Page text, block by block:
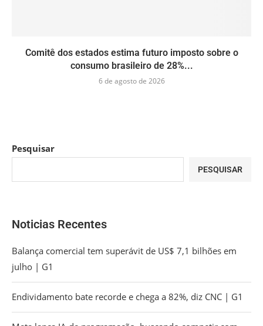
Comitê dos estados estima futuro imposto sobre o
consumo brasileiro de 28%...
6 de agosto de 2026
Pesquisar
PESQUISAR
Noticias Recentes
Balança comercial tem superávit de US$ 7,1 bilhões em
julho | G1
Endividamento bate recorde e chega a 82%, diz CNC | G1